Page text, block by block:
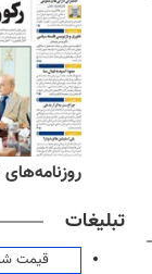
روزنامه‌های
تبلیغات
قیمت